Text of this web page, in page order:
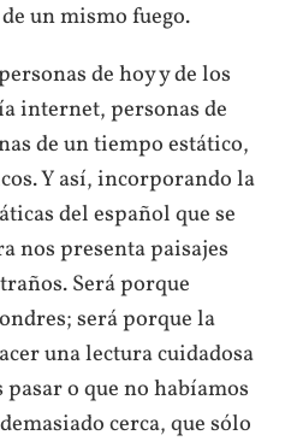
un mismo fuego.
de hoy y de los
internet, personas de
de un tiempo estático,
Y así, incorporando la
del español que se
nos presenta paisajes
Será porque
será porque la
una lectura cuidadosa
o que no habíamos
cerca, que sólo